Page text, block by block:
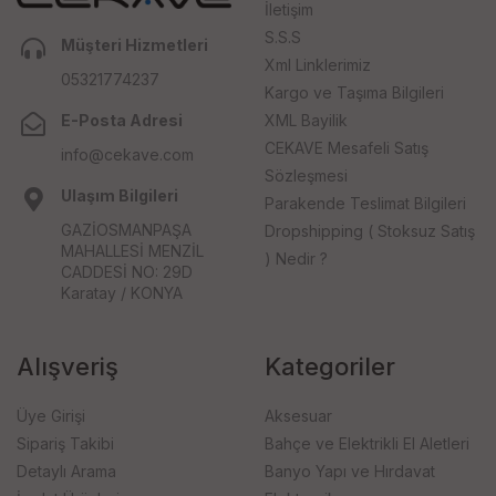
Müşteri Hizmetleri
05321774237
E-Posta Adresi
info@cekave.com
Ulaşım Bilgileri
GAZİOSMANPAŞA
MAHALLESİ MENZİL
CADDESİ NO: 29D
Karatay / KONYA
İletişim
S.S.S
Xml Linklerimiz
Kargo ve Taşıma Bilgileri
XML Bayilik
CEKAVE Mesafeli Satış
Sözleşmesi
Parakende Teslimat Bilgileri
Dropshipping ( Stoksuz Satış
) Nedir ?
Alışveriş
Üye Girişi
Sipariş Takibi
Detaylı Arama
Kategoriler
Aksesuar
Bahçe ve Elektrikli El Aletleri
Banyo Yapı ve Hırdavat